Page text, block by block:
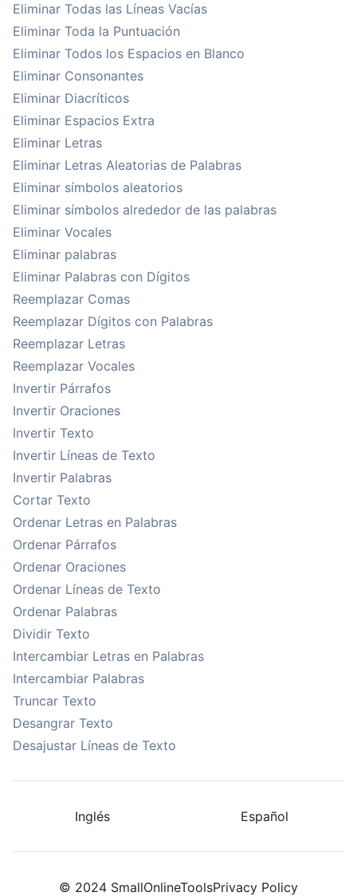
Eliminar Todas las Líneas Vacías
Eliminar Toda la Puntuación
Eliminar Todos los Espacios en Blanco
Eliminar Consonantes
Eliminar Diacríticos
Eliminar Espacios Extra
Eliminar Letras
Eliminar Letras Aleatorias de Palabras
Eliminar símbolos aleatorios
Eliminar símbolos alrededor de las palabras
Eliminar Vocales
Eliminar palabras
Eliminar Palabras con Dígitos
Reemplazar Comas
Reemplazar Dígitos con Palabras
Reemplazar Letras
Reemplazar Vocales
Invertir Párrafos
Invertir Oraciones
Invertir Texto
Invertir Líneas de Texto
Invertir Palabras
Cortar Texto
Ordenar Letras en Palabras
Ordenar Párrafos
Ordenar Oraciones
Ordenar Líneas de Texto
Ordenar Palabras
Dividir Texto
Intercambiar Letras en Palabras
Intercambiar Palabras
Truncar Texto
Desangrar Texto
Desajustar Líneas de Texto
Inglés Español
© 2024 SmallOnlineToolsPrivacy Policy